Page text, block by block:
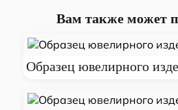
Вам также может
Образец ювелирного